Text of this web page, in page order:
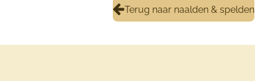
Terug naar naalden & spelden